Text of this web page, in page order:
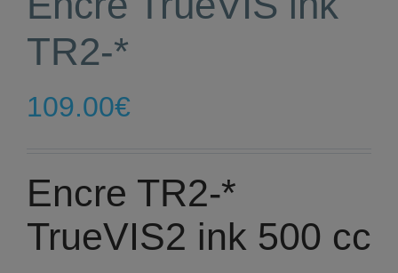
TR2-*
109.00€
Encre TR2-*
TrueVIS2 ink 500 cc